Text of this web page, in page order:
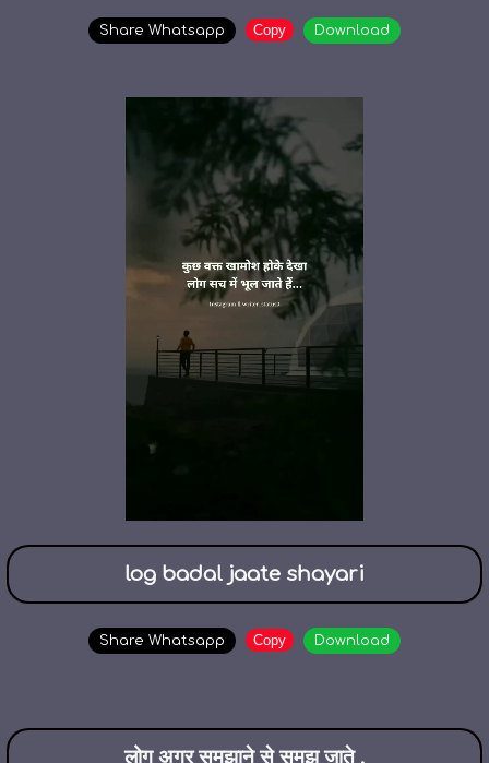
Share Whatsapp Copy Download
log badal jaate shayari
Share Whatsapp Copy Download
लोग अगर समझाने से समझ जाते ,